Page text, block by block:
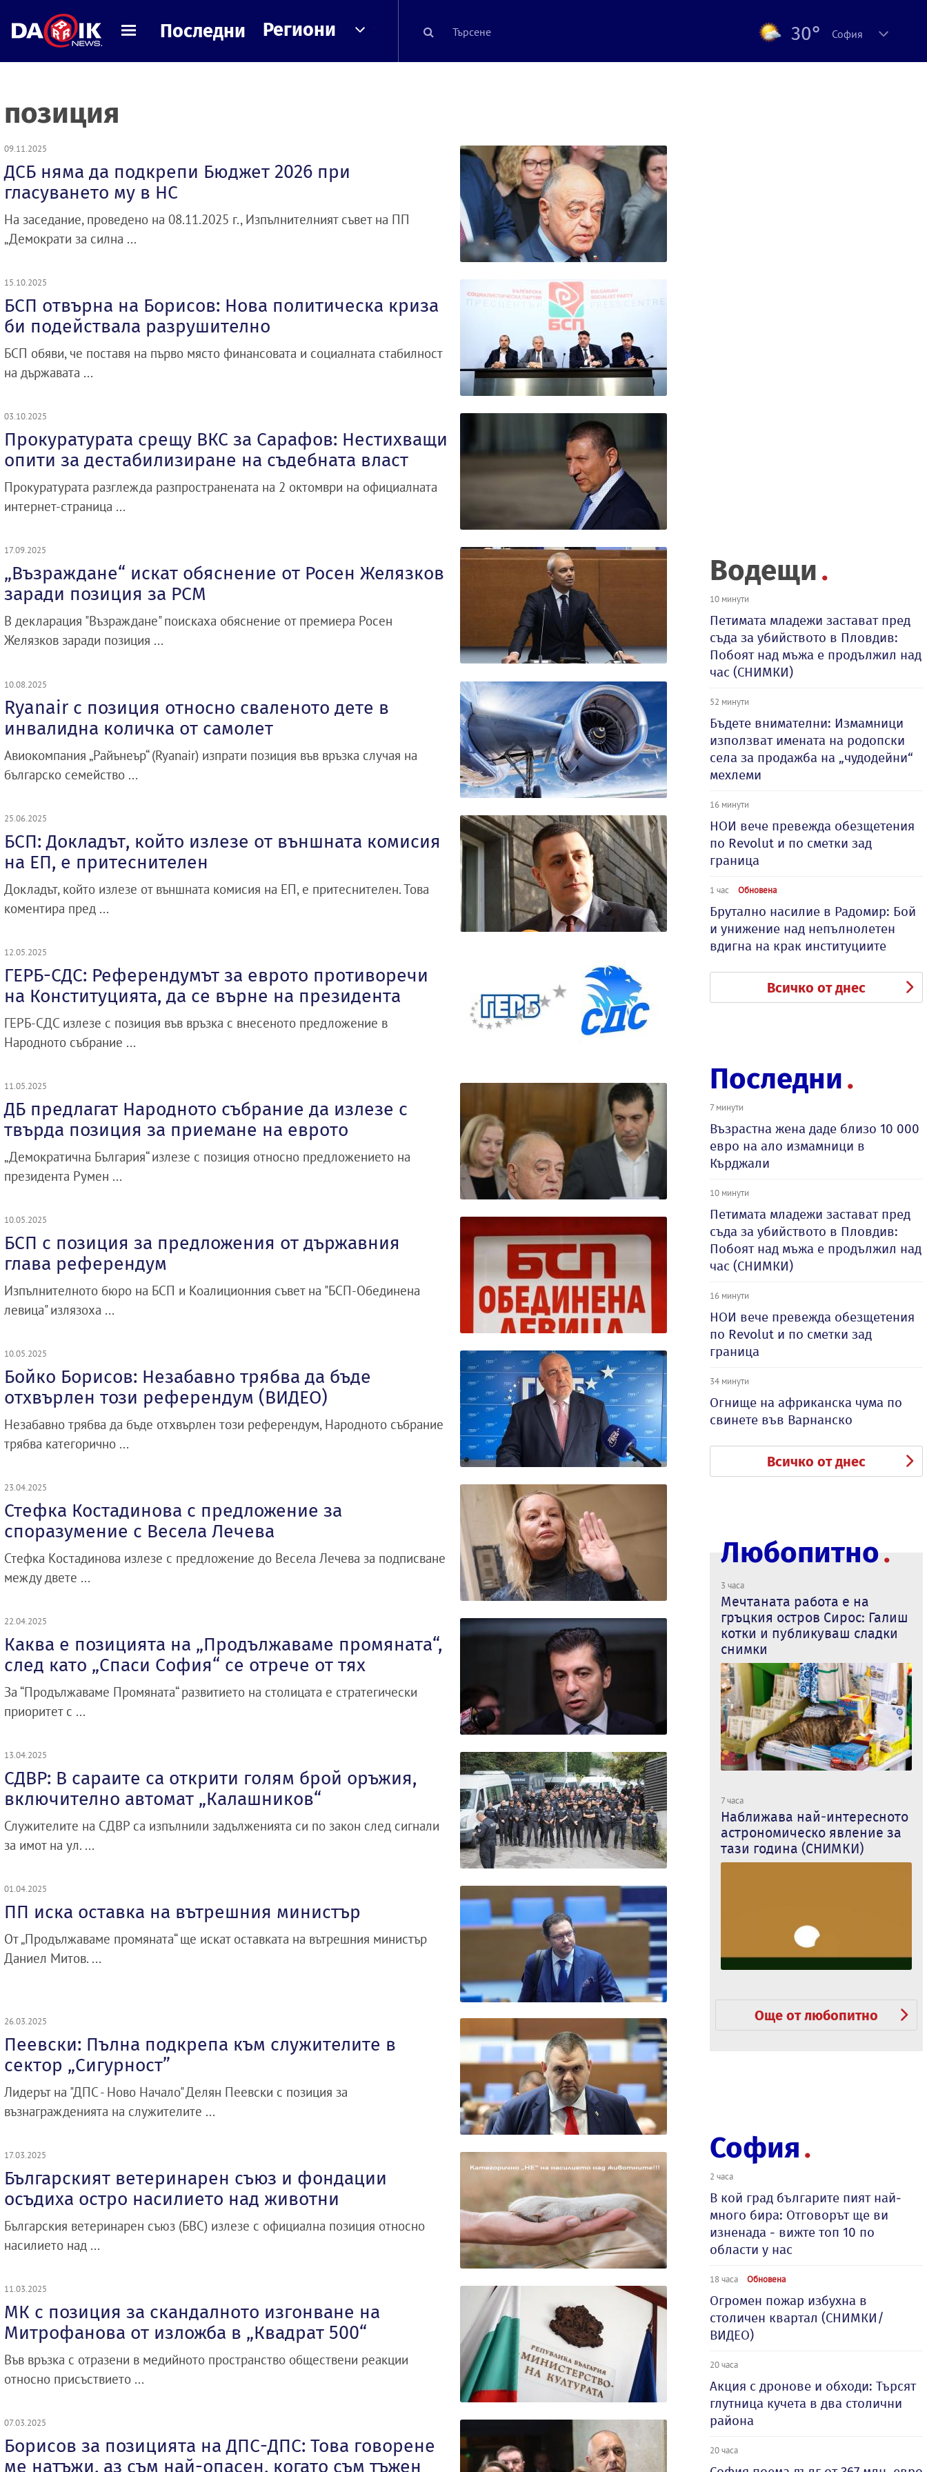
Последни Региони 30° София
позиция
09.11.2025
ДСБ няма да подкрепи Бюджет 2026 при
гласуването му в НС
На заседание, проведено на 08.11.2025 г., Изпълнителният съвет на ПП
„Демократи за силна ...
15.10.2025
БСП отвърна на Борисов: Нова политическа криза
би подействала разрушително
БСП обяви, че поставя на първо място финансовата и социалната стабилност
на държавата ...
03.10.2025
Прокуратурата срещу ВКС за Сарафов: Нестихващи
опити за дестабилизиране на съдебната власт
Прокуратурата разглежда разпространената на 2 октомври на официалната
интернет-страница ...
17.09.2025
„Възраждане“ искат обяснение от Росен Желязков
заради позиция за РСМ
В декларация "Възраждане" поискаха обяснение от премиера Росен
Желязков заради позиция ...
10.08.2025
Ryanair с позиция относно сваленото дете в
инвалидна количка от самолет
Авиокомпания „Райънеър“ (Ryanair) изпрати позиция във връзка случая на
българско семейство ...
25.06.2025
БСП: Докладът, който излезе от външната комисия
на ЕП, е притеснителен
Докладът, който излезе от външната комисия на ЕП, е притеснителен. Това
коментира пред ...
12.05.2025
ГЕРБ-СДС: Референдумът за еврото противоречи
на Конституцията, да се върне на президента
ГЕРБ-СДС излезе с позиция във връзка с внесеното предложение в
Народното събрание ...
11.05.2025
ДБ предлагат Народното събрание да излезе с
твърда позиция за приемане на еврото
„Демократична България“ излезе с позиция относно предложението на
президента Румен ...
10.05.2025
БСП с позиция за предложения от държавния
глава референдум
Изпълнителното бюро на БСП и Коалиционния съвет на "БСП-Обединена
левица" излязоха ...
10.05.2025
Бойко Борисов: Незабавно трябва да бъде
отхвърлен този референдум (ВИДЕО)
Незабавно трябва да бъде отхвърлен този референдум, Народното събрание
трябва категорично ...
23.04.2025
Стефка Костадинова с предложение за
споразумение с Весела Лечева
Стефка Костадинова излезе с предложение до Весела Лечева за подписване
между двете ...
22.04.2025
Каква е позицията на „Продължаваме промяната“,
след като „Спаси София“ се отрече от тях
За “Продължаваме Промяната“ развитието на столицата е стратегически
приоритет с ...
13.04.2025
СДВР: В сараите са открити голям брой оръжия,
включително автомат „Калашников“
Служителите на СДВР са изпълнили задълженията си по закон след сигнали
за имот на ул. ...
01.04.2025
ПП иска оставка на вътрешния министър
От „Продължаваме промяната“ ще искат оставката на вътрешния министър
Даниел Митов. ...
26.03.2025
Пеевски: Пълна подкрепа към служителите в
сектор „Сигурност”
Лидерът на "ДПС - Ново Начало" Делян Пеевски с позиция за
възнагражденията на служителите ...
17.03.2025
Българският ветеринарен съюз и фондации
осъдиха остро насилието над животни
Българския ветеринарен съюз (БВС) излезе с официална позиция относно
насилието над ...
11.03.2025
МК с позиция за скандалното изгонване на
Митрофанова от изложба в „Квадрат 500“
Във връзка с отразени в медийното пространство обществени реакции
относно присъствието ...
07.03.2025
Борисов за позицията на ДПС-ДПС: Това говорене
ме натъжи, аз съм най-опасен, когато съм тъжен
Водещи
10 минути
Петимата младежи застават пред
съда за убийството в Пловдив:
Побоят над мъжа е продължил над
час (СНИМКИ)
52 минути
Бъдете внимателни: Измамници
използват имената на родопски
села за продажба на „чудодейни“
мехлеми
16 минути
НОИ вече превежда обезщетения
по Revolut и по сметки зад
граница
1 час Обновена
Брутално насилие в Радомир: Бой
и унижение над непълнолетен
вдигна на крак институциите
Всичко от днес
Последни
7 минути
Възрастна жена даде близо 10 000
евро на ало измамници в
Кърджали
10 минути
Петимата младежи застават пред
съда за убийството в Пловдив:
Побоят над мъжа е продължил над
час (СНИМКИ)
16 минути
НОИ вече превежда обезщетения
по Revolut и по сметки зад
граница
34 минути
Огнище на африканска чума по
свинете във Варнанско
Всичко от днес
Любопитно
3 часа
Мечтаната работа е на
гръцкия остров Сирос: Галиш
котки и публикуваш сладки
снимки
7 часа
Наближава най-интересното
астрономическо явление за
тази година (СНИМКИ)
Още от любопитно
София
2 часа
В кой град българите пият най-
много бира: Отговорът ще ви
изненада - вижте топ 10 по
области у нас
18 часа Обновена
Огромен пожар избухна в
столичен квартал (СНИМКИ/
ВИДЕО)
20 часа
Акция с дронове и обходи: Търсят
глутница кучета в два столични
района
20 часа